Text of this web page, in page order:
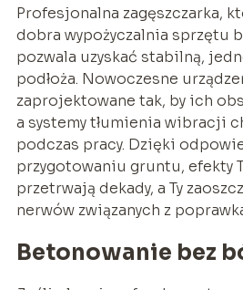
Profesjonalna zagęszczarka,
dobra wypożyczalnia sprzętu
pozwala uzyskać stabilną,
podłoża. Nowoczesne
zaprojektowane tak, by ich
a systemy tłumienia wibracji
podczas pracy. Dzięki
przygotowaniu gruntu, efekty
przetrwają dekady, a Ty
nerwów związanych z
Betonowanie bez